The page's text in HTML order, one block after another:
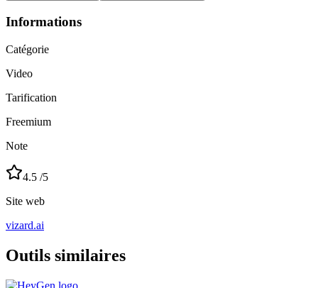
Informations
Catégorie
Video
Tarification
Freemium
Note
4.5 /5
Site web
vizard.ai
Outils similaires